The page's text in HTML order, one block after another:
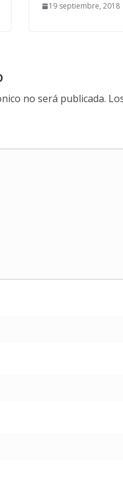
19 septiembre, 2018
no será publicada.